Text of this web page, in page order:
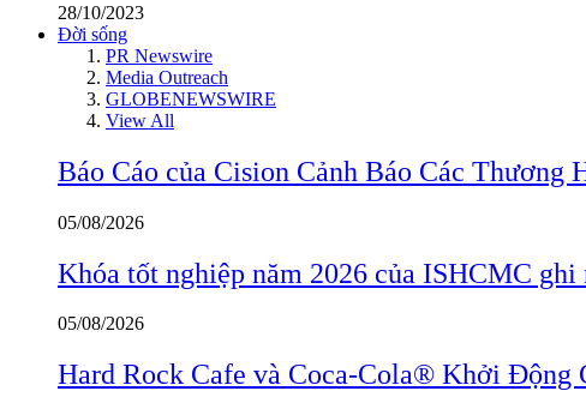
28/10/2023
Đời sống
PR Newswire
Media Outreach
GLOBENEWSWIRE
View All
Báo Cáo của Cision Cảnh Báo Các
05/08/2026
Khóa tốt nghiệp năm 2026 của ISHCMC
05/08/2026
Hard Rock Cafe và Coca-Cola® Khởi Động